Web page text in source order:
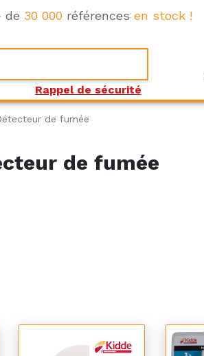
de 30 000 références en stock !
Rappel de sécurité
de fumée
de fumée